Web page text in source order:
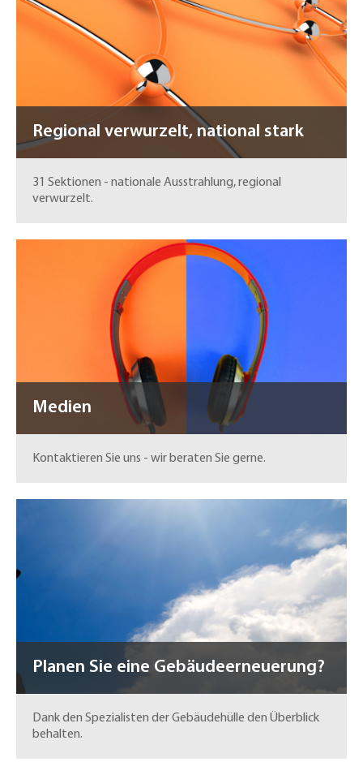
Regional verwurzelt, national stark
31 Sektionen - nationale Ausstrahlung, regional
verwurzelt.
Medien
Kontaktieren Sie uns - wir beraten Sie gerne.
Planen Sie eine Gebäudeerneuerung?
Dank den Spezialisten der Gebäudehülle den Überblick
behalten.